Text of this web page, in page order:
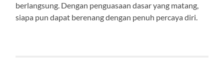
berlangsung. Dengan penguasaan dasar yang matang,
siapa pun dapat berenang dengan penuh percaya diri.